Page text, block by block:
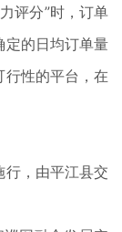
评分”时，订单
定的日均订单量
性的平台，在
，由平江县交